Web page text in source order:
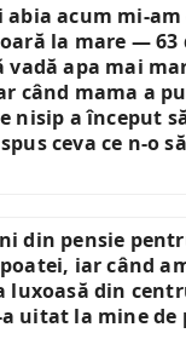
abia acum mi-
la mare — 63
apa mai
când mama a
nisip a început
ceva ce n-o
din pensie
iar când
luxoasă din
uitat la mine de